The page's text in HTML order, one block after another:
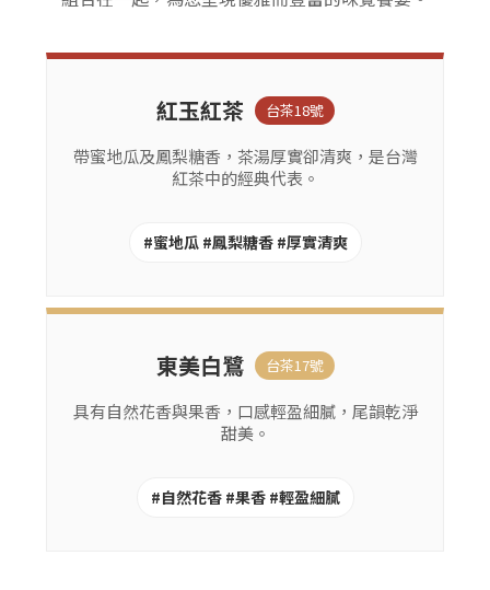
紅玉紅茶 台茶18號
帶蜜地瓜及鳳梨糖香，茶湯厚實卻清爽，是台灣
紅茶中的經典代表。
#蜜地瓜 #鳳梨糖香 #厚實清爽
東美白鷺 台茶17號
具有自然花香與果香，口感輕盈細膩，尾韻乾淨
甜美。
#自然花香 #果香 #輕盈細膩